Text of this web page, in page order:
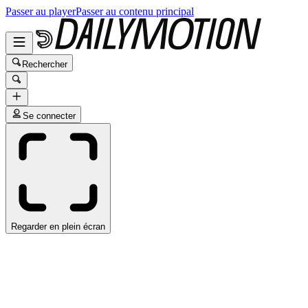
Passer au playerPasser au contenu principal
Rechercher
Se connecter
Regarder en plein écran